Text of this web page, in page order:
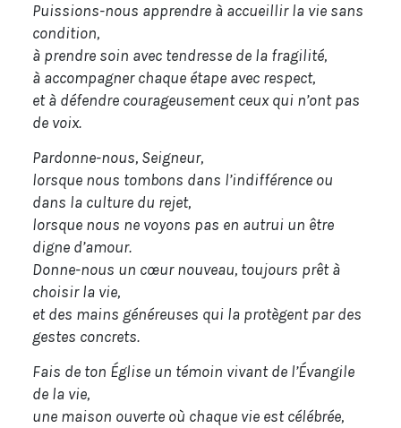
Puissions-nous apprendre à accueillir la vie sans
condition,
à prendre soin avec tendresse de la fragilité,
à accompagner chaque étape avec respect,
et à défendre courageusement ceux qui n’ont pas
de voix.
Pardonne-nous, Seigneur,
lorsque nous tombons dans l’indifférence ou
dans la culture du rejet,
lorsque nous ne voyons pas en autrui un être
digne d’amour.
Donne-nous un cœur nouveau, toujours prêt à
choisir la vie,
et des mains généreuses qui la protègent par des
gestes concrets.
Fais de ton Église un témoin vivant de l’Évangile
de la vie,
une maison ouverte où chaque vie est célébrée,